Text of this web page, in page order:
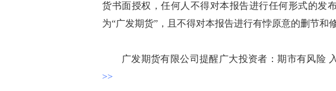
货书面授权，任何人不得对本报告进行任何形式的发
为“广发期货”，且不得对本报告进行有悖原意的删节和修
广发期货有限公司提醒广大投资者：期市有风险 入
>>